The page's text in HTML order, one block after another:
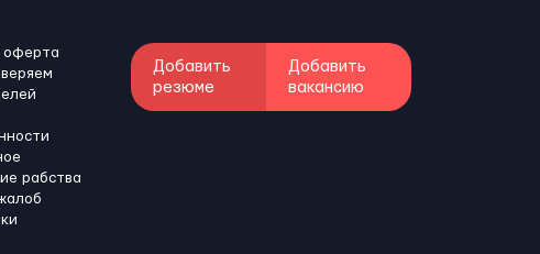
оферта
рабства
Добавить
резюме
Добавить
вакансию